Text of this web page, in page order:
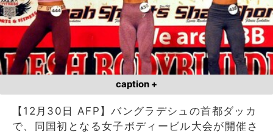
caption +
【12月30日 AFP】バングラデシュの首都ダッカ
で、同国初となる女子ボディービル大会が開催さ